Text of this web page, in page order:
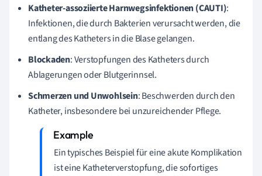
Katheter-assoziierte Harnwegsinfektionen (CAUTI):
Infektionen, die durch Bakterien verursacht werden, die
entlang des Katheters in die Blase gelangen.
Blockaden: Verstopfungen des Katheters durch
Ablagerungen oder Blutgerinnsel.
Schmerzen und Unwohlsein: Beschwerden durch den
Katheter, insbesondere bei unzureichender Pflege.
Ein typisches Beispiel für eine akute Komplikation
ist eine Katheterverstopfung, die sofortiges